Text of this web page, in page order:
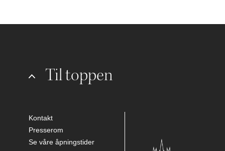
Til toppen
Kontakt
Presserom
Se våre åpningstider